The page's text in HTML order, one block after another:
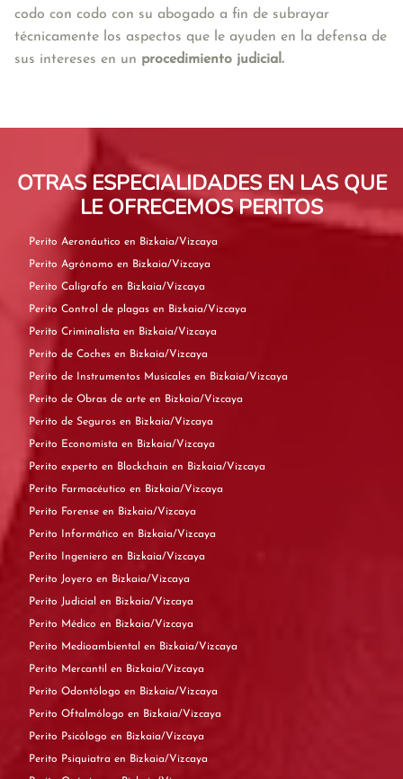
codo con codo con su abogado a fin de subrayar
técnicamente los aspectos que le ayuden en la defensa de
sus intereses en un procedimiento judicial.
OTRAS ESPECIALIDADES EN LAS QUE
LE OFRECEMOS PERITOS
Perito Aeronáutico en Bizkaia/Vizcaya
Perito Agrónomo en Bizkaia/Vizcaya
Perito Calígrafo en Bizkaia/Vizcaya
Perito Control de plagas en Bizkaia/Vizcaya
Perito Criminalista en Bizkaia/Vizcaya
Perito de Coches en Bizkaia/Vizcaya
Perito de Instrumentos Musicales en Bizkaia/Vizcaya
Perito de Obras de arte en Bizkaia/Vizcaya
Perito de Seguros en Bizkaia/Vizcaya
Perito Economista en Bizkaia/Vizcaya
Perito experto en Blockchain en Bizkaia/Vizcaya
Perito Farmacéutico en Bizkaia/Vizcaya
Perito Forense en Bizkaia/Vizcaya
Perito Informático en Bizkaia/Vizcaya
Perito Ingeniero en Bizkaia/Vizcaya
Perito Joyero en Bizkaia/Vizcaya
Perito Judicial en Bizkaia/Vizcaya
Perito Médico en Bizkaia/Vizcaya
Perito Medioambiental en Bizkaia/Vizcaya
Perito Mercantil en Bizkaia/Vizcaya
Perito Odontólogo en Bizkaia/Vizcaya
Perito Oftalmólogo en Bizkaia/Vizcaya
Perito Psicólogo en Bizkaia/Vizcaya
Perito Psiquiatra en Bizkaia/Vizcaya